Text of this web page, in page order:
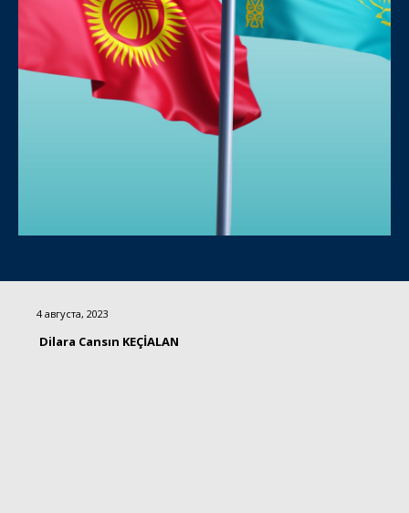
4 августа, 2023
Dilara Cansın KEÇİALAN